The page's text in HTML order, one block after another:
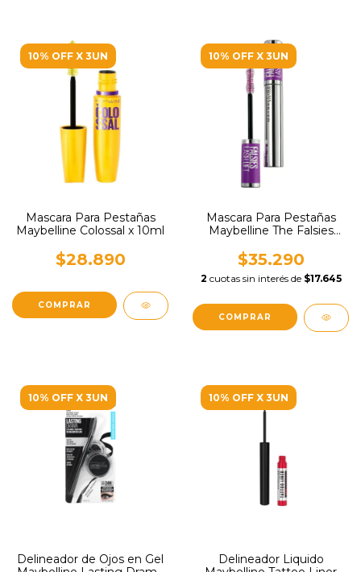
10% OFF X 3UN
Mascara Para Pestañas
Maybelline Colossal x 10ml
$28.890
10% OFF X 3UN
Mascara Para Pestañas
Maybelline The Falsies
$35.290
2 cuotas sin interés de $17.645
10% OFF X 3UN
Delineador de Ojos en Gel
10% OFF X 3UN
Delineador Liquido